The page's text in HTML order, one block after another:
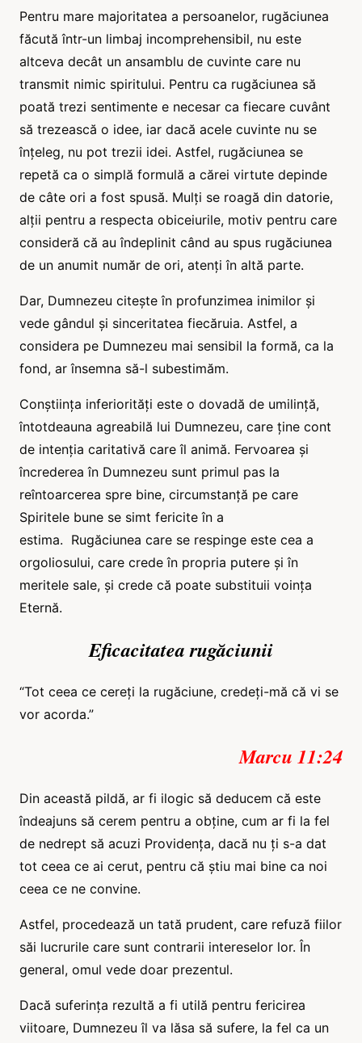
Pentru mare majoritatea a persoanelor, rugăciunea
făcută într-un limbaj incomprehensibil, nu este
altceva decât un ansamblu de cuvinte care nu
transmit nimic spiritului. Pentru ca rugăciunea să
poată trezi sentimente e necesar ca fiecare cuvânt
să trezească o idee, iar dacă acele cuvinte nu se
înțeleg, nu pot trezii idei. Astfel, rugăciunea se
repetă ca o simplă formulă a cărei virtute depinde
de câte ori a fost spusă. Mulți se roagă din datorie,
alții pentru a respecta obiceiurile, motiv pentru care
consideră că au îndeplinit când au spus rugăciunea
de un anumit număr de ori, atenți în altă parte.
Dar, Dumnezeu citește în profunzimea inimilor și
vede gândul și sinceritatea fiecăruia. Astfel, a
considera pe Dumnezeu mai sensibil la formă, ca la
fond, ar însemna să-l subestimăm.
Conștiința inferiorități este o dovadă de umilință,
întotdeauna agreabilă lui Dumnezeu, care ține cont
de intenția caritativă care îl animă. Fervoarea și
încrederea în Dumnezeu sunt primul pas la
reîntoarcerea spre bine, circumstanță pe care
Spiritele bune se simt fericite în a
estima. Rugăciunea care se respinge este cea a
orgoliosului, care crede în propria putere și în
meritele sale, și crede că poate substituii voința
Eternă.
Eficacitatea rugăciunii
“Tot ceea ce cereți la rugăciune, credeți-mă că vi se
vor acorda.”
Marcu 11:24
Din această pildă, ar fi ilogic să deducem că este
îndeajuns să cerem pentru a obține, cum ar fi la fel
de nedrept să acuzi Providența, dacă nu ți s-a dat
tot ceea ce ai cerut, pentru că știu mai bine ca noi
ceea ce ne convine.
Astfel, procedează un tată prudent, care refuză fiilor
săi lucrurile care sunt contrarii intereselor lor. În
general, omul vede doar prezentul.
Dacă suferința rezultă a fi utilă pentru fericirea
viitoare, Dumnezeu îl va lăsa să sufere, la fel ca un